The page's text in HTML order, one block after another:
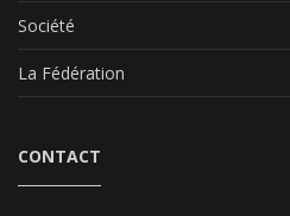
Société
La Fédération
CONTACT